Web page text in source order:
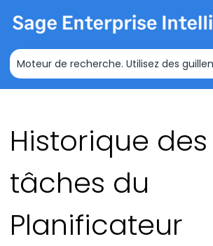
Passer au contenu principal
Historique des
tâches du
Planificateur